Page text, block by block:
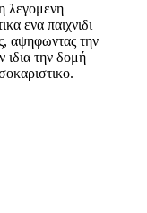
λεγομενη
ενα παιχνιδι
αψηφωντας την
ιδια την δομή